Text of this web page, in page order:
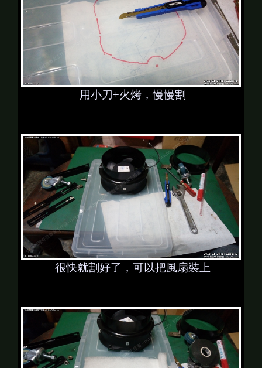
用小刀+火烤，慢慢割
很快就割好了，可以把風扇裝上